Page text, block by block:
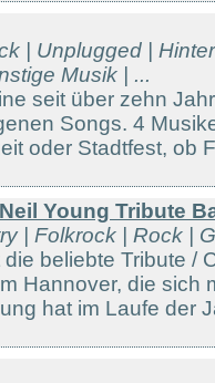
| Unplugged |
Musik | ...
seit über zehn
Songs. 4
oder Stadtfest, ob
Young Tribute
| Folkrock | Rock |
die beliebte Tribute /
Hannover, die sich
hat im Laufe der